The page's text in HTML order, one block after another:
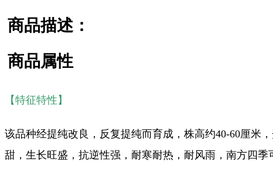
商品描述：
商品属性
【特征特性】
该品种经提纯改良，反复提纯而育成，株高约40-60厘米
甜，生长旺盛，抗逆性强，耐寒耐热，耐风雨，南方四